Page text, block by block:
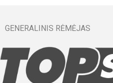
GENERALINIS RĖMĖJAS